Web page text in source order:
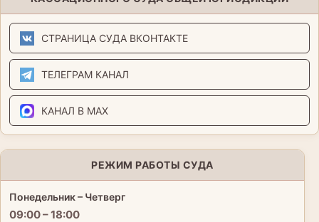
СТРАНИЦА СУДА ВКОНТАКТЕ
ТЕЛЕГРАМ КАНАЛ
КАНАЛ В MAX
РЕЖИМ РАБОТЫ СУДА
Понедельник – Четверг
09:00 – 18:00